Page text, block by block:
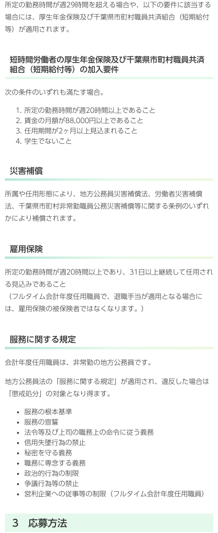
所定の勤務時間が週29時間を超える場合や、以下の要件に該当する
場合には、厚生年金保険及び千葉県市町村職員共済組合（短期給付
等）が適用されます。
短時間労働者の厚生年金保険及び千葉県市町村職員共済
組合（短期給付等）の加入要件
次の条件のいずれも満たす場合。
所定の勤務時間が週20時間以上であること
賃金の月額が88,000円以上であること
任用期間が2ヶ月以上見込まれること
学生でないこと
災害補償
所属や任用形態により、地方公務員災害補償法、労働者災害補償
法、千葉県市町村非常勤職員公務災害補償等に関する条例のいずれ
かにより補償されます。
雇用保険
所定の勤務時間が週20時間以上であり、31日以上継続して任用され
る見込みであること
（フルタイム会計年度任用職員で、退職手当が適用となる場合に
は、雇用保険の被保険者ではなくなります。）
服務に関する規定
会計年度任用職員は、非常勤の地方公務員です。
地方公務員法の「服務に関する規定」が適用され、違反した場合は
「懲戒処分」の対象となり得ます。
服務の根本基準
服務の宣誓
法令等及び上司の職務上の命令に従う義務
信用失墜行為の禁止
秘密を守る義務
職務に専念する義務
政治的行為の制限
争議行為等の禁止
営利企業への従事等の制限（フルタイム会計年度任用職員）
3 応募方法